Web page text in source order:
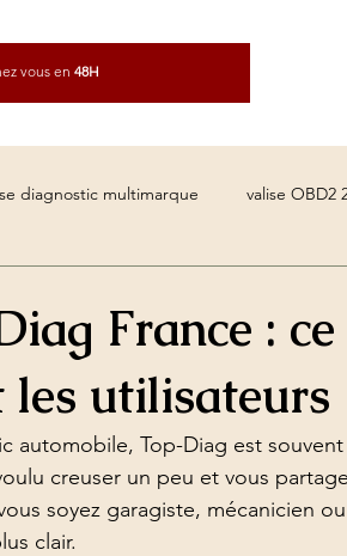
vousen 48H
diagnostic multimarque valise OBD2
logiciel reprogrammation moteur
effacer voyant airbag diagnostic
France : ce
les utilisateurs
automobile, Top-Diag est souvent
creuser un peu et vous
soyez garagiste, mécanicien
clair.